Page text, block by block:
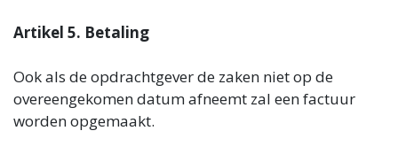
Artikel 5. Betaling
Ook als de opdrachtgever de zaken niet op de
overeengekomen datum afneemt zal een factuur
worden opgemaakt.